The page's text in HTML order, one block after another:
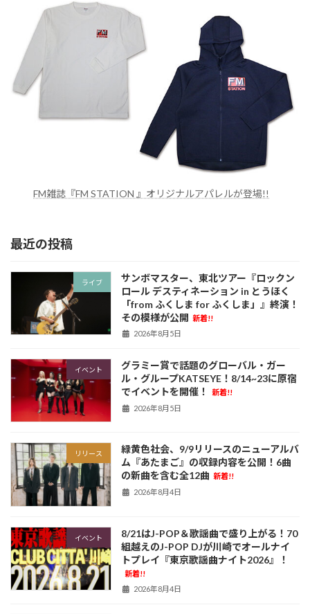
FM雑誌『FM STATION 』オリジナルアパレルが登場!!
最近の投稿
ライブ
サンボマスター、東北ツアー『ロックン
ロール デスティネーション in とうほく
「from ふくしま for ふくしま」』終演！
その模様が公開 新着!!
2026年8月5日
イベント
グラミー賞で話題のグローバル・ガー
ル・グループKATSEYE！8/14~23に原宿
でイベントを開催！
新着!!
2026年8月5日
リリース
緑黄色社会、9/9リリースのニューアルバ
ム『あたまご』の収録内容を公開！6曲
の新曲を含む全12曲 新着!!
2026年8月4日
イベント
8/21はJ-POP＆歌謡曲で盛り上がる！70
組越えのJ-POP DJが川崎でオールナイ
トプレイ『東京歌謡曲ナイト2026』！
新着!!
2026年8月4日